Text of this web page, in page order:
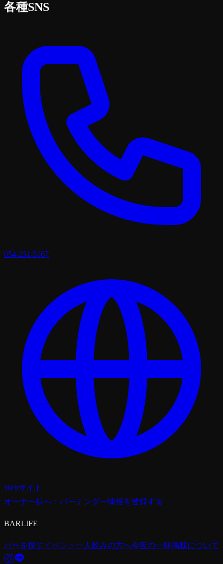
各種SNS
054-251-5167
Webサイト
オーナー様へ：バーテンダー情報を登録する →
BARLIFE
バーを探すイベント 一人飲みの方へ今夜の一杯掲載について